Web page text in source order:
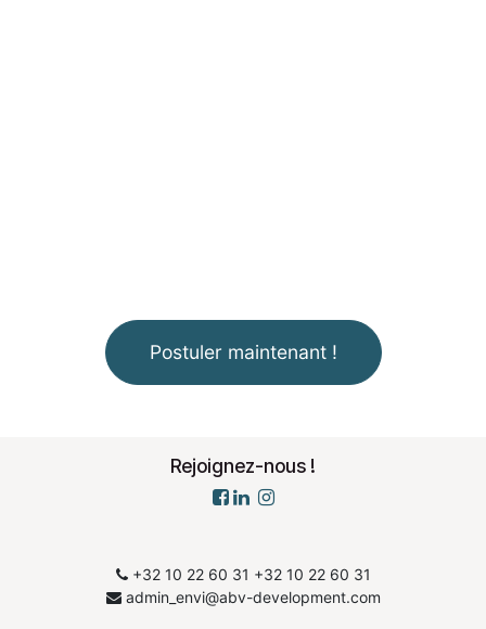
Postuler maintenant !
Rejoignez-nous !
+32 10 22 60 31 ​+32 10 22 60 31
admin_envi@abv-development.com